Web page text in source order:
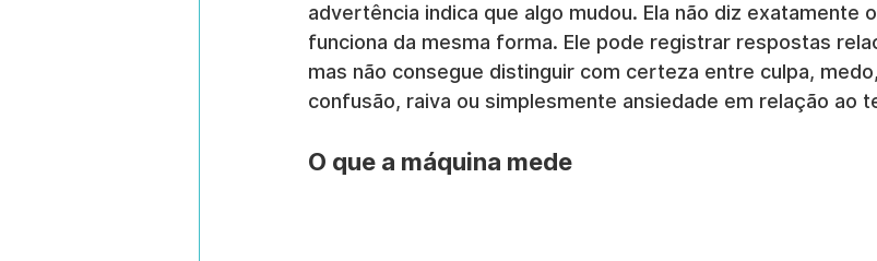
advertência indica que algo mudou. Ela não diz exatamente
funciona da mesma forma. Ele pode registrar respostas
mas não consegue distinguir com certeza entre culpa,
confusão, raiva ou simplesmente ansiedade em relação ao
O que a máquina mede